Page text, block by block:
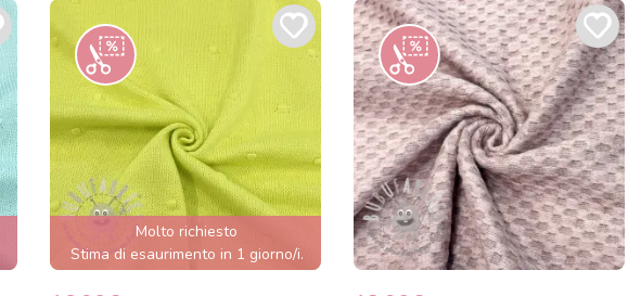
Molto richiesto
Stima di esaurimento in 1 giorno/i.